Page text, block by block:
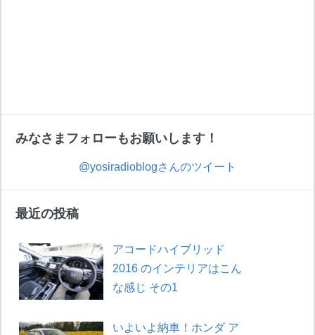
みなさまフォローもお願いします！
@yosiradioblogさんのツイート
最近の投稿
アコードハイブリッド
2016 のインテリアはこん
な感じ その1
いよいよ納車！ホンダ ア